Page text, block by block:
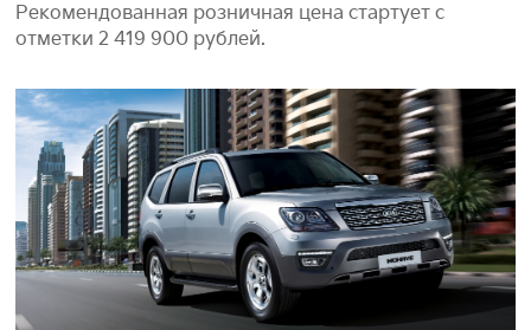
Рекомендованная розничная цена стартует с
отметки 2 419 900 рублей.